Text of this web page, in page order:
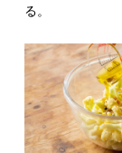
る。